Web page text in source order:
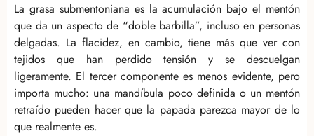
La grasa submentoniana es la acumulación bajo el mentón
que da un aspecto de “doble barbilla”, incluso en personas
delgadas. La flacidez, en cambio, tiene más que ver con
tejidos que han perdido tensión y se descuelgan
ligeramente. El tercer componente es menos evidente, pero
importa mucho: una mandíbula poco definida o un mentón
retraído pueden hacer que la papada parezca mayor de lo
que realmente es.